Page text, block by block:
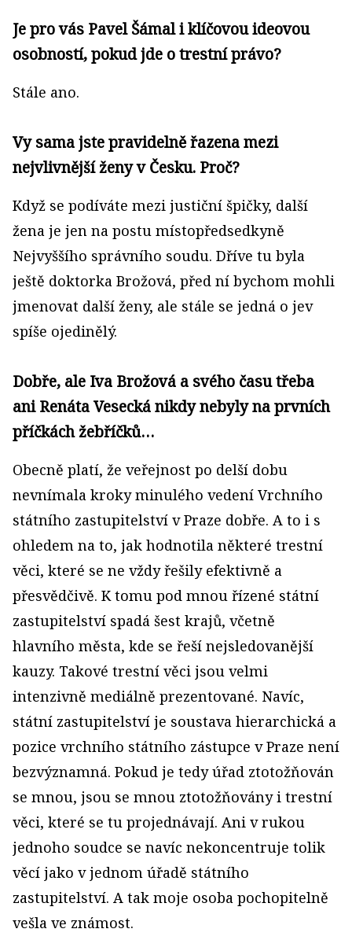
Je pro vás Pavel Šámal i klíčovou ideovou
osobností, pokud jde o trestní právo?
Stále ano.
Vy sama jste pravidelně řazena mezi
nejvlivnější ženy v Česku. Proč?
Když se podíváte mezi justiční špičky, další
žena je jen na postu místopředsedkyně
Nejvyššího správního soudu. Dříve tu byla
ještě doktorka Brožová, před ní bychom mohli
jmenovat další ženy, ale stále se jedná o jev
spíše ojedinělý.
Dobře, ale Iva Brožová a svého času třeba
ani Renáta Vesecká nikdy nebyly na prvních
příčkách žebříčků…
Obecně platí, že veřejnost po delší dobu
nevnímala kroky minulého vedení Vrchního
státního zastupitelství v Praze dobře. A to i s
ohledem na to, jak hodnotila některé trestní
věci, které se ne vždy řešily efektivně a
přesvědčivě. K tomu pod mnou řízené státní
zastupitelství spadá šest krajů, včetně
hlavního města, kde se řeší nejsledovanější
kauzy. Takové trestní věci jsou velmi
intenzivně mediálně prezentované. Navíc,
státní zastupitelství je soustava hierarchická a
pozice vrchního státního zástupce v Praze není
bezvýznamná. Pokud je tedy úřad ztotožňován
se mnou, jsou se mnou ztotožňovány i trestní
věci, které se tu projednávají. Ani v rukou
jednoho soudce se navíc nekoncentruje tolik
věcí jako v jednom úřadě státního
zastupitelství. A tak moje osoba pochopitelně
vešla ve známost.